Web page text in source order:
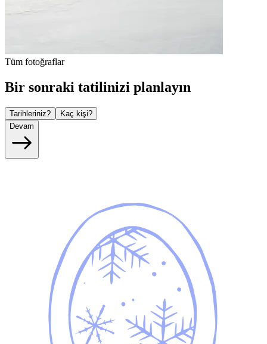
Tüm fotoğraflar
Bir sonraki tatilinizi planlayın
Tarihleriniz?
Kaç kişi?
Devam